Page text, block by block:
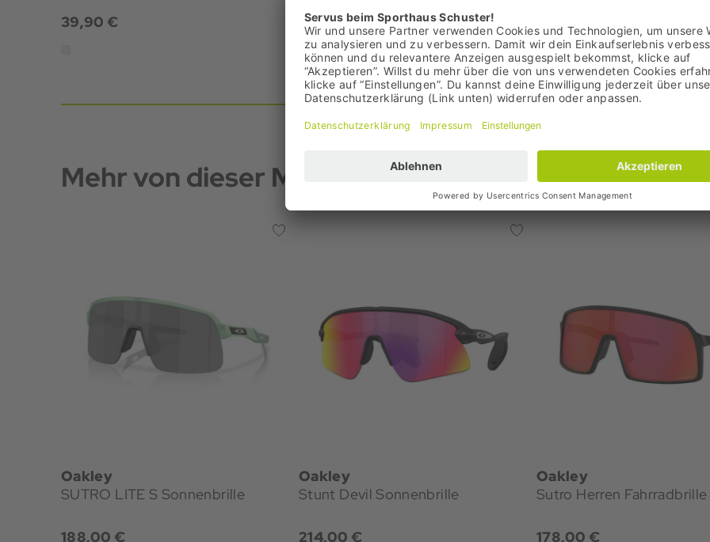
39,90 € 154,90 € 91,90 €
Mehr von dieser Marke
Oakley
SUTRO LITE S Sonnenbrille
188,00 €
Oakley
Stunt Devil Sonnenbrille
214,00 €
Oakley
Sutro Herren Fahrradbrille
178,00 €